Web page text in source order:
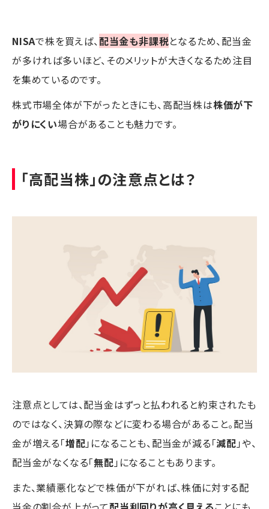
NISAで株を買えば、配当金も非課税となるため、配当金
が多ければ多いほど、そのメリットが大きくなるため注目
を集めているのです。
株式市場全体が下がったときにも、高配当株は株価が下
がりにくい場合があることも魅力です。
「高配当株」の注意点とは？
注意点としては、配当金はずっと払われると約束されたも
のではなく、決算の際などに変わる場合があること。配当
金が増える「増配」になることも、配当金が減る「減配 」や、
配当金がなくなる「無配 」になることもあります。
また、業績悪化などで株価が下がれば、株価に対する配